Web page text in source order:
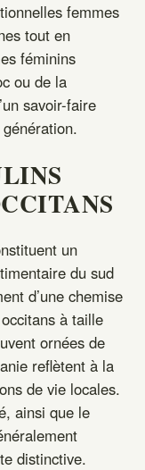
femmes
tout en
féminins
ou de la
savoir-faire
un
du sud
d’une chemise
à taille
ornées de
reflètent à la
de vie locales.
ainsi que le
distinctive.